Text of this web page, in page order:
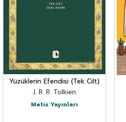
Yüzüklerin Efendisi (Tek Cilt)
J. R. R. Tolkien
Metis Yayınları